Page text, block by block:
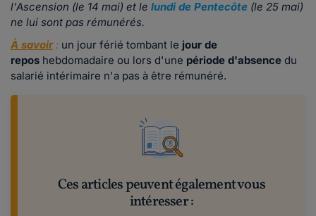
l'Ascension (le 14 mai) et le lundi de Pentecôte (le 25 mai)
ne lui sont pas rémunérés.
À savoir: un jour férié tombant le jour de
repos hebdomadaire ou lors d'une période d'absence du
salarié intérimaire n'a pas à être rémunéré.
Ces articles peuvent également vous
intéresser :